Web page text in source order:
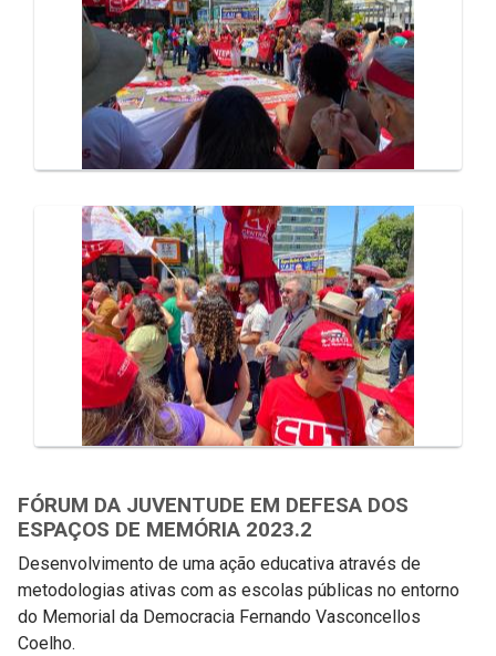
FÓRUM DA JUVENTUDE EM DEFESA DOS
ESPAÇOS DE MEMÓRIA 2023.2
Desenvolvimento de uma ação educativa através de
metodologias ativas com as escolas públicas no entorno
do Memorial da Democracia Fernando Vasconcellos
Coelho.